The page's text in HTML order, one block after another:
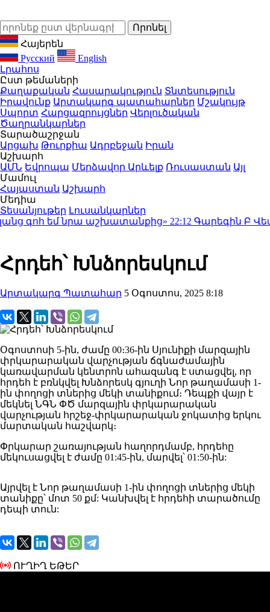
Հայերեն
Русский
English
Լրահոս
Ըստ թեմաների
Քաղաքական Հասարակություն Տնտեսություն
Իրավունք Արտակարգ պատահարներ Մշակույթ
Սպորտ Հարցազրույցներ Վերլուծական
Ծաղրանկարներ
Տարածաշրջան
Արցախ Թուրքիա Ադրբեջան Իրան
Աշխարհ
ԱՄՆ Եվրոպա Մերձավոր Արևելք Ռուսաստան Այլ
Մամուլ
Հայաստան Աշխարհ
Մեդիա
Տեսանյութեր Լուսանկարներ
եմ նրա աշխատանքից»22:12Գարեգին Բ
Հրդեհ՝ Խնձորեսկում
Արտակարգ Պատահար 5 Օգոստոս, 2025 8:18
Օգոստոսի 5-ին, ժամը 00։36-ին Սյունիքի մարզային
փրկարարական վարչության ճգնաժամային
կառավարման կենտրոն ահազանգ է ստացվել, որ
հրդեհ է բռնկվել Խնձորեսկ գյուղի Նոր թաղամասի 1-
ին փողոցի տներից մեկի տանիքում։ Դեպքի վայր է
մեկնել ՆԳՆ ՓԾ մարզային փրկարարական
վարչության հրշեջ-փրկարարական ջոկատից երկու
մարտական հաշվարկ։
Փրկարար շառայության հաղորդմամբ, հրդեհը
մեկուսացվել է ժամը 01:45-ին, մարվել՝ 01:50-ին:
Այրվել է Նոր թաղամասի 1-ին փողոցի տներից մեկի
տանիքը՝ մոտ 50 քմ: Կանխվել է հրդեհի տարածումը
դեպի տուն:
ՈՒՂԻՂ ԵԹԵՐ